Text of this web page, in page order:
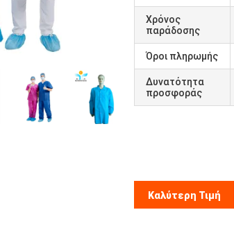
Χρόνος
παράδοσης
Όροι πληρωμής
Δυνατότητα
προσφοράς
Καλύτερη Τιμή